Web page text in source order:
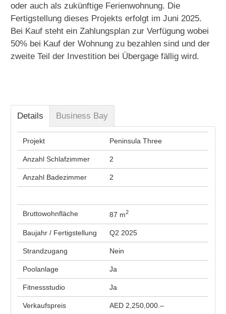
oder auch als zukünftige Ferienwohnung. Die
Fertigstellung dieses Projekts erfolgt im Juni 2025.
Bei Kauf steht ein Zahlungsplan zur Verfügung wobei
50% bei Kauf der Wohnung zu bezahlen sind und der
zweite Teil der Investition bei Übergage fällig wird.
Details Business Bay
Projekt Peninsula Three
Anzahl Schlafzimmer 2
Anzahl Badezimmer 2
Bruttowohnfläche 87 m2
Baujahr / Fertigstellung Q2 2025
Strandzugang Nein
Poolanlage Ja
Fitnessstudio Ja
Verkaufspreis AED 2,250,000.–